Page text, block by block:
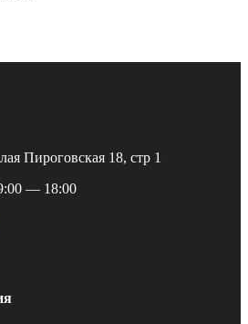
Пироговская 18, стр 1
— 18:00